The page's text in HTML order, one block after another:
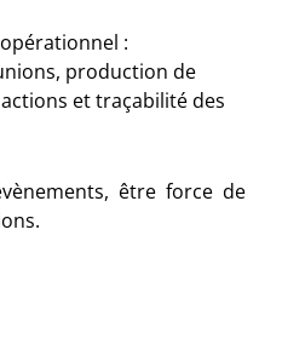
:
production de
et traçabilité des
être force de